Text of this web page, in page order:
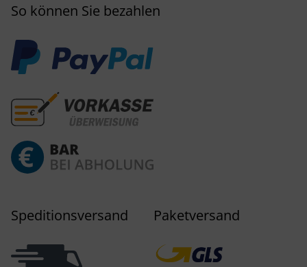
So können Sie bezahlen
Speditionsversand Paketversand